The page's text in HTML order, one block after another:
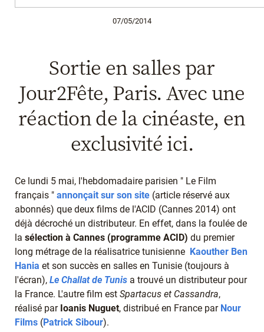
07/05/2014
Sortie en salles par
Jour2Fête, Paris. Avec une
réaction de la cinéaste, en
exclusivité ici.
Ce lundi 5 mai, l'hebdomadaire parisien " Le Film
français " annonçait sur son site (article réservé aux
abonnés) que deux films de l'ACID (Cannes 2014) ont
déjà décroché un distributeur. En effet, dans la foulée de
la sélection à Cannes (programme ACID) du premier
long métrage de la réalisatrice tunisienne Kaouther Ben
Hania et son succès en salles en Tunisie (toujours à
l'écran), Le Challat de Tunis a trouvé un distributeur pour
la France. L'autre film est Spartacus et Cassandra,
réalisé par Ioanis Nuguet, distribué en France par Nour
Films (Patrick Sibour).